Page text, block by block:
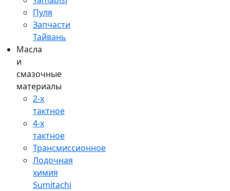
Пуля
Запчасти
Тайвань
Масла
и
смазочные
материалы
2-х
тактное
4-х
тактное
Трансмиссионное
Лодочная
химия
Sumitachi